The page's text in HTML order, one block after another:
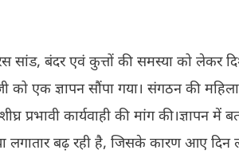
सांड, बंदर एवं कुत्तों की समस्या को
जी को एक ज्ञापन सौंपा गया। संगठन की
प्रभावी कार्यवाही की मांग की।ज्ञापन में
लगातार बढ़ रही है, जिसके कारण आए दिन